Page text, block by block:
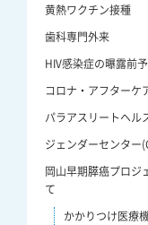
黄熱ワクチン接種
歯科専門外来
HIV感染症の曝露前
コロナ・アフターケ
パラアスリートヘル
ジェンダーセンター
岡山早期膵癌プロジ
て
かかりつけ医療